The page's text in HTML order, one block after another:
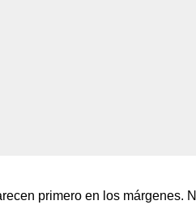
primero en los márgenes.